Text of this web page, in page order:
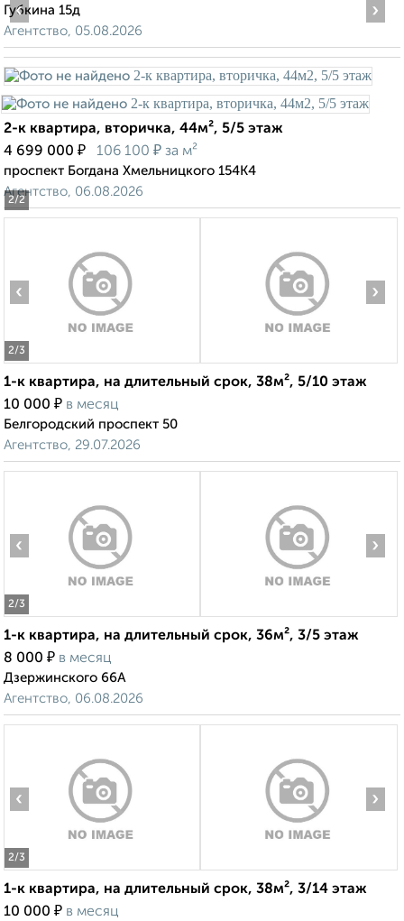
Губкина 15д
Агентство, 05.08.2026
2/2
‹ ›
2-к квартира, вторичка, 44м², 5/5 этаж
4 699 000 ₽ 106 100 ₽ за м²
проспект Богдана Хмельницкого 154К4
Агентство, 06.08.2026
2/3
‹ ›
1-к квартира, на длительный срок, 38м², 5/10 этаж
10 000 ₽ в месяц
Белгородский проспект 50
Агентство, 29.07.2026
2/3
‹ ›
1-к квартира, на длительный срок, 36м², 3/5 этаж
8 000 ₽ в месяц
Дзержинского 66А
Агентство, 06.08.2026
2/3
‹ ›
1-к квартира, на длительный срок, 38м², 3/14 этаж
10 000 ₽ в месяц